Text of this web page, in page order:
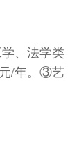
、法学类
/年。③艺